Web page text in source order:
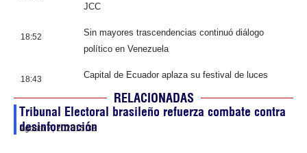
JCC
18:52
Sin mayores trascendencias continuó diálogo
político en Venezuela
18:43 Capital de Ecuador aplaza su festival de luces
RELACIONADAS
Tribunal Electoral brasileño refuerza combate contra
desinformación
agosto 7, 202615:33